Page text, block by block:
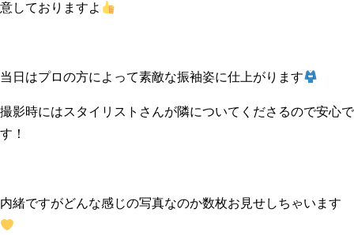
意しておりますよ
当日はプロの方によって素敵な振袖姿に仕上がります
撮影時にはスタイリストさんが隣についてくださるので安心で
す！
内緒ですがどんな感じの写真なのか数枚お見せしちゃいます